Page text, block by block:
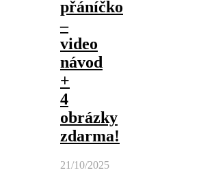
přáníčko
–
video
návod
+
4
obrázky
zdarma!
21/10/2025